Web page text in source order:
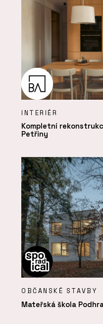
INTERIÉR
Kompletní
Petřiny
OBČANSKÉ STAVBY
Mateřská škola